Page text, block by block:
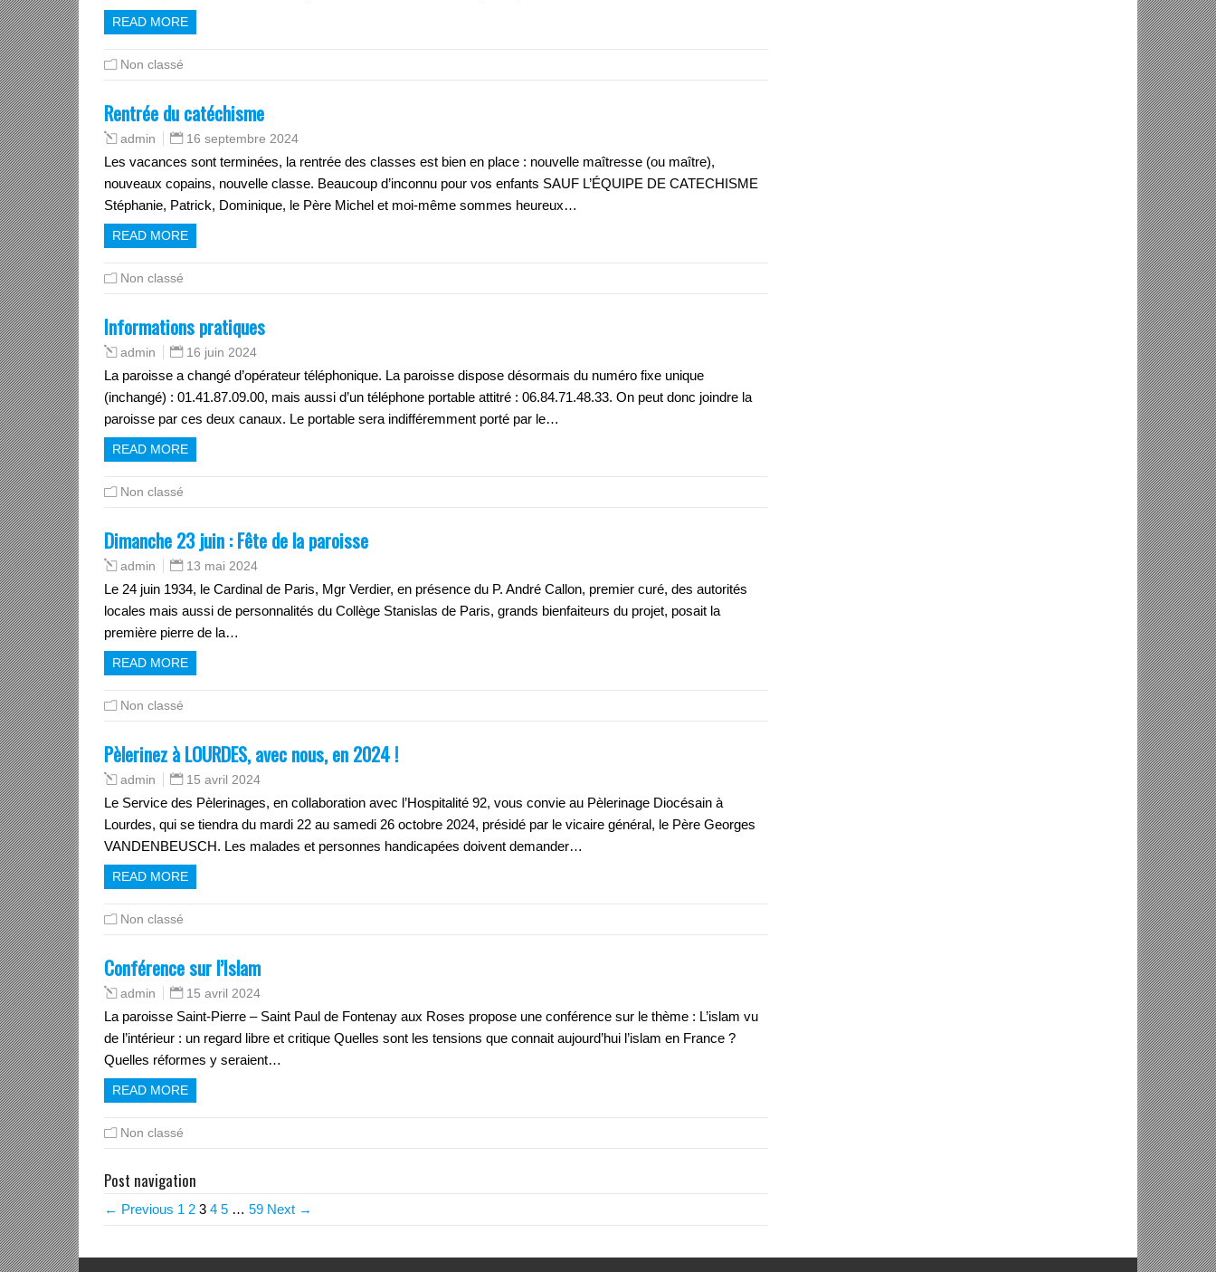
READ MORE
Non classé
Rentrée du catéchisme
admin 16 septembre 2024
Les vacances sont terminées, la rentrée des classes est bien en place : nouvelle maîtresse (ou maître),
nouveaux copains, nouvelle classe. Beaucoup d’inconnu pour vos enfants SAUF L’ÉQUIPE DE CATECHISME
Stéphanie, Patrick, Dominique, le Père Michel et moi-même sommes heureux…
READ MORE
Non classé
Informations pratiques
admin 16 juin 2024
La paroisse a changé d’opérateur téléphonique. La paroisse dispose désormais du numéro fixe unique
(inchangé) : 01.41.87.09.00, mais aussi d’un téléphone portable attitré : 06.84.71.48.33. On peut donc joindre la
paroisse par ces deux canaux. Le portable sera indifféremment porté par le…
READ MORE
Non classé
Dimanche 23 juin : Fête de la paroisse
admin 13 mai 2024
Le 24 juin 1934, le Cardinal de Paris, Mgr Verdier, en présence du P. André Callon, premier curé, des autorités
locales mais aussi de personnalités du Collège Stanislas de Paris, grands bienfaiteurs du projet, posait la
première pierre de la…
READ MORE
Non classé
Pèlerinez à LOURDES, avec nous, en 2024 !
admin 15 avril 2024
Le Service des Pèlerinages, en collaboration avec l’Hospitalité 92, vous convie au Pèlerinage Diocésain à
Lourdes, qui se tiendra du mardi 22 au samedi 26 octobre 2024, présidé par le vicaire général, le Père Georges
VANDENBEUSCH. Les malades et personnes handicapées doivent demander…
READ MORE
Non classé
Conférence sur l’Islam
admin 15 avril 2024
La paroisse Saint-Pierre – Saint Paul de Fontenay aux Roses propose une conférence sur le thème : L’islam vu
de l’intérieur : un regard libre et critique Quelles sont les tensions que connait aujourd’hui l’islam en France ?
Quelles réformes y seraient…
READ MORE
Non classé
Post navigation
← Previous 1 2 3 4 5 … 59 Next →